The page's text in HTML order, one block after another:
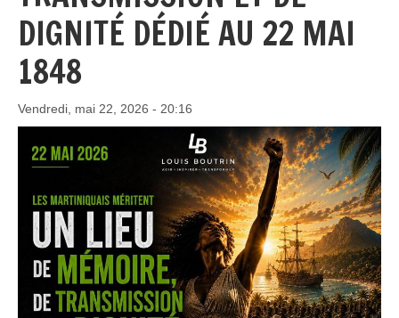
DIGNITÉ DÉDIÉ AU 22 MAI
1848
Vendredi, mai 22, 2026 - 20:16